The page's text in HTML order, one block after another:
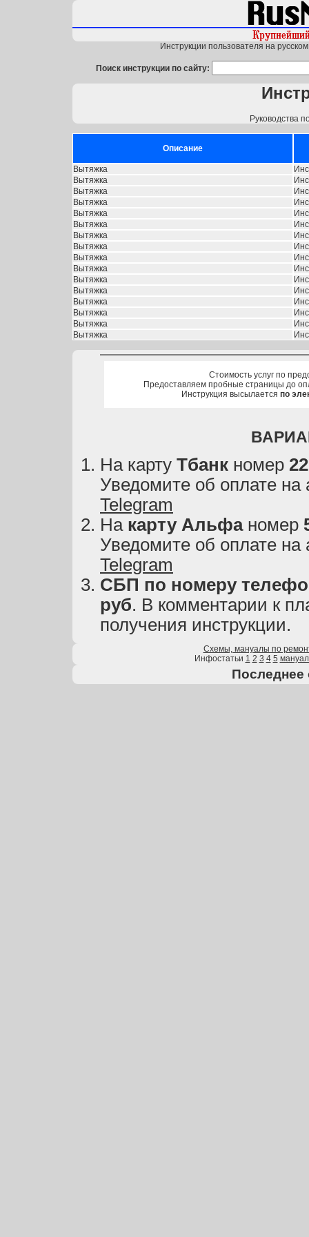
Инструкции пользователя на
Поиск инструкции по сайту:
Руководства
Описание
Вытяжка
Вытяжка
Вытяжка
Вытяжка
Вытяжка
Вытяжка
Вытяжка
Вытяжка
Вытяжка
Вытяжка
Вытяжка
Вытяжка
Вытяжка
Вытяжка
Вытяжка
Вытяжка
Стоимость услуг по
Предоставляем пробные страницы до
Инструкция высылается по
На карту Тбанк номер
Уведомите об оплате на
Telegram
На карту Альфаномер
Уведомите об оплате на
Telegram
СБП по номеру
руб. В комментарии к
получения инструкции.
Схемы, мануалы по
Инфостатьи 1 2 3 4 5